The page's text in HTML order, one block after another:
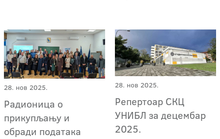
28. нов 2025.
Радионица о
прикупљању и
обради података
28. нов 2025.
Репертоар СКЦ
УНИБЛ за децембар
2025.